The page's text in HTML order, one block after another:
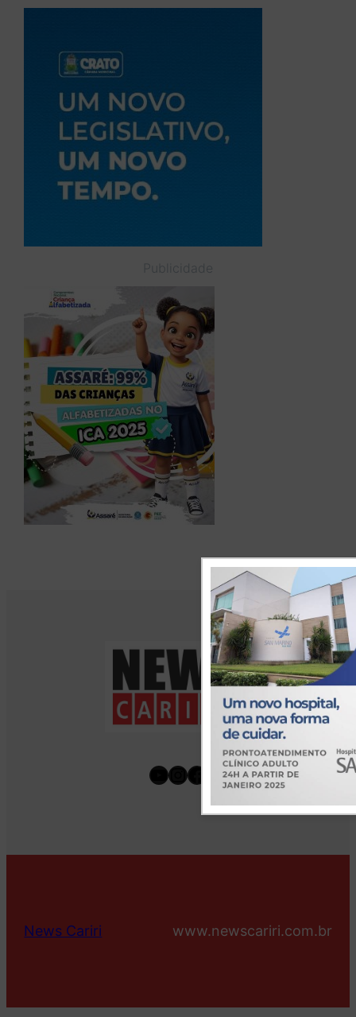
Publicidade
Youtube
Instagram
Facebook
News Cariri www.newscariri.com.br